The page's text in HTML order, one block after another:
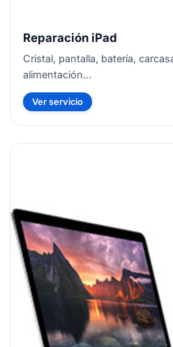
Reparación iPad
Cristal, pantalla, batería,
alimentación…
Ver servicio